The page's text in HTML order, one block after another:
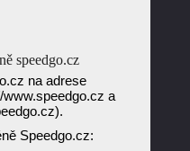
speedgo.cz
na adrese
a
Speedgo.cz: